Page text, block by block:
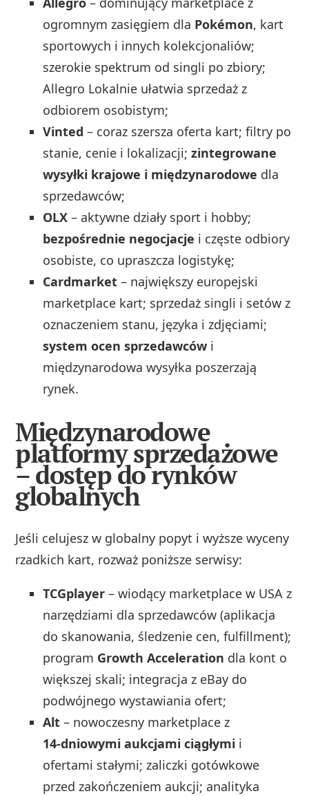
ogromnym zasięgiem dla Pokémon, kart
sportowych i innych kolekcjonaliów;
szerokie spektrum od singli po zbiory;
Allegro Lokalnie ułatwia sprzedaż z
odbiorem osobistym;
Vinted – coraz szersza oferta kart; filtry po
stanie, cenie i lokalizacji;zintegrowane
wysyłki krajowe i międzynarodowe dla
sprzedawców;
OLX – aktywne działy sport i hobby;
bezpośrednie negocjacje i częste odbiory
osobiste, co upraszcza logistykę;
Cardmarket – największy europejski
marketplace kart; sprzedaż singli i setów z
oznaczeniem stanu, języka i zdjęciami;
system ocen sprzedawców i
międzynarodowa wysyłka poszerzają
rynek.
Międzynarodowe
platformy sprzedażowe
– dostęp do rynków
globalnych
Jeśli celujesz w globalny popyt i wyższe wyceny
rzadkich kart, rozważ poniższe serwisy:
TCGplayer – wiodący marketplace w USA z
narzędziami dla sprzedawców (aplikacja
do skanowania, śledzenie cen, fulfillment);
program Growth Acceleration dla kont o
większej skali; integracja z eBay do
podwójnego wystawiania ofert;
Alt – nowoczesny marketplace z
14‑dniowymi aukcjami ciągłymi i
ofertami stałymi; zaliczki gotówkowe
przed zakończeniem aukcji; analityka